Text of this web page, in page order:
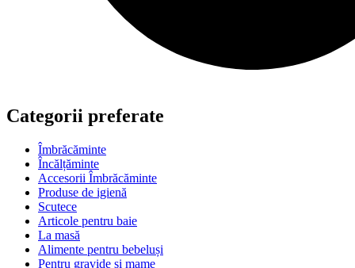
Categorii preferate
Îmbrăcăminte
Încălțăminte
Accesorii Îmbrăcăminte
Produse de igienă
Scutece
Articole pentru baie
La masă
Alimente pentru bebeluși
Pentru gravide si mame